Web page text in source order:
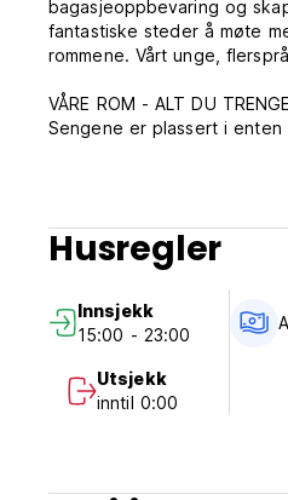
bagasjeoppbevaring og
fantastiske steder å møte
rommene. Vårt unge,
VÅRE ROM - ALT DU
Sengene er plassert i enten
Vårt unge, internasjonale
deg med å planlegge
OFFENTLIGE OMRÅDER:
- Lobbyen
- Bar
- Spillsone
- Barneområde
GRATIS TJENESTER:
Husregler
Innsjekk
15:00 - 23:00
Utsjekk
inntil 0:00